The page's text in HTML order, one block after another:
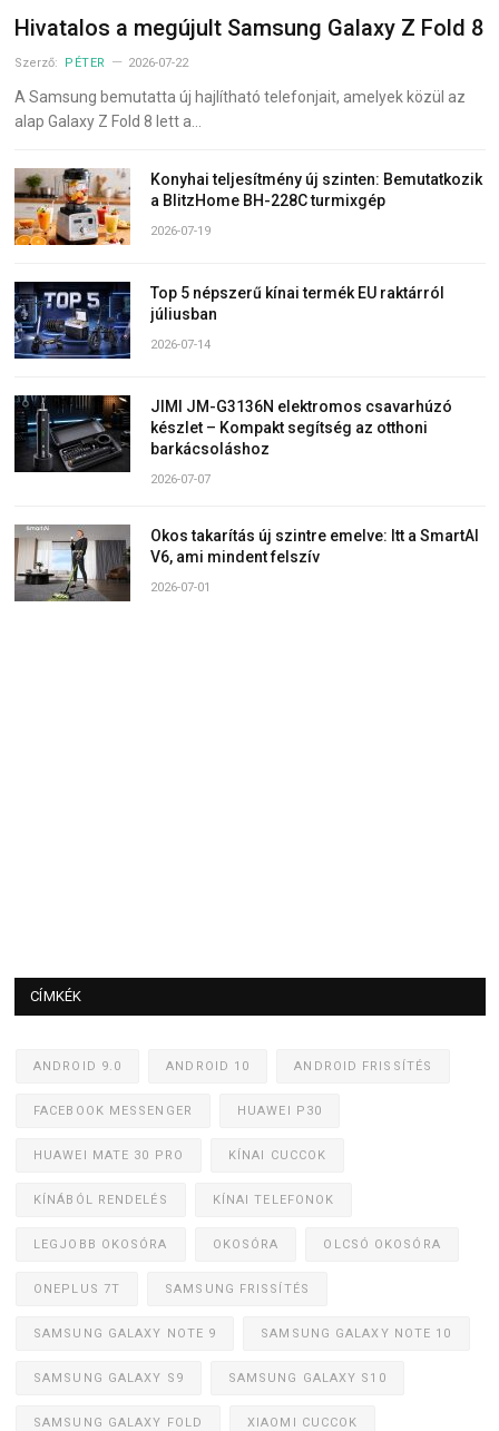
Hivatalos a megújult Samsung Galaxy Z Fold 8
Szerző: PÉTER 2026-07-22
A Samsung bemutatta új hajlítható telefonjait, amelyek közül az
alap Galaxy Z Fold 8 lett a…
Konyhai teljesítmény új szinten: Bemutatkozik
a BlitzHome BH-228C turmixgép
2026-07-19
Top 5 népszerű kínai termék EU raktárról
júliusban
2026-07-14
JIMI JM-G3136N elektromos csavarhúzó
készlet – Kompakt segítség az otthoni
barkácsoláshoz
2026-07-07
Okos takarítás új szintre emelve: Itt a SmartAI
V6, ami mindent felszív
2026-07-01
CÍMKÉK
ANDROID 9.0 ANDROID 10 ANDROID FRISSÍTÉS
FACEBOOK MESSENGER HUAWEI P30
HUAWEI MATE 30 PRO KÍNAI CUCCOK
KÍNÁBÓL RENDELÉS KÍNAI TELEFONOK
LEGJOBB OKOSÓRA OKOSÓRA OLCSÓ OKOSÓRA
ONEPLUS 7T SAMSUNG FRISSÍTÉS
SAMSUNG GALAXY NOTE 9 SAMSUNG GALAXY NOTE 10
SAMSUNG GALAXY S9 SAMSUNG GALAXY S10
SAMSUNG GALAXY FOLD XIAOMI CUCCOK